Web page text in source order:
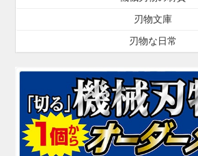
刃物文庫
刃物な日常